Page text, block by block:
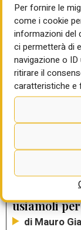
Per fornire le
come i cookie
informazioni del
ci permetterà di
navigazione o
ritirare il
caratteristiche e
LEGGI ANCHE
CDM, OK AL
Energia, sì
e 2028.
usiamoli
di Mauro